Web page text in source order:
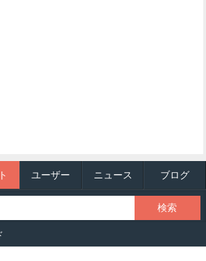
ユーザー ニュース ブログ